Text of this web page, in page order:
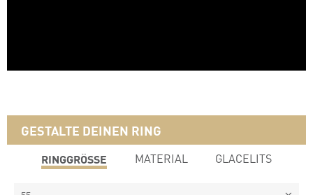
GESTALTE DEINEN RING
RINGGRÖSSE MATERIAL GLACELITS